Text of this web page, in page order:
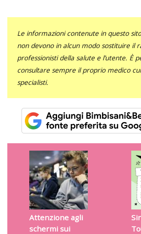
Le informazioni contenute in questo
non devono in alcun modo sostituire il
professionisti della salute e l’utente. È
consultare sempre il proprio medico
specialisti.
Attenzione agli
schermi sui